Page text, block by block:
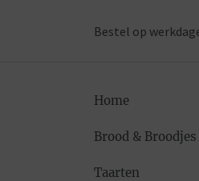
Bestel op
Home
Brood & Broodjes
Taarten